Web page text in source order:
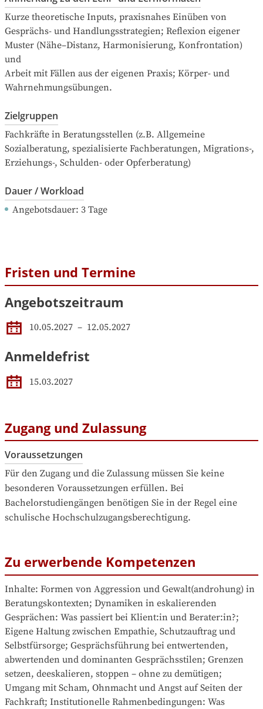
Kurze theoretische Inputs, praxisnahes Einüben von
Gesprächs- und Handlungsstrategien; Reflexion eigener
Muster (Nähe–Distanz, Harmonisierung, Konfrontation)
und
Arbeit mit Fällen aus der eigenen Praxis; Körper- und
Wahrnehmungsübungen.
Zielgruppen
Fachkräfte in Beratungsstellen (z.B. Allgemeine
Sozialberatung, spezialisierte Fachberatungen, Migrations-,
Erziehungs-, Schulden- oder Opferberatung)
Dauer / Workload
Angebotsdauer: 3 Tage
Fristen und Termine
Angebotszeitraum
10.05.2027 – 12.05.2027
Anmeldefrist
15.03.2027
Zugang und Zulassung
Voraussetzungen
Für den Zugang und die Zulassung müssen Sie keine
besonderen Voraussetzungen erfüllen. Bei
Bachelorstudiengängen benötigen Sie in der Regel eine
schulische Hochschulzugangsberechtigung.
Zu erwerbende Kompetenzen
Inhalte: Formen von Aggression und Gewalt(androhung) in
Beratungskontexten; Dynamiken in eskalierenden
Gesprächen: Was passiert bei Klient:in und Berater:in?;
Eigene Haltung zwischen Empathie, Schutzauftrag und
Selbstfürsorge; Gesprächsführung bei entwertenden,
abwertenden und dominanten Gesprächsstilen; Grenzen
setzen, deeskalieren, stoppen – ohne zu demütigen;
Umgang mit Scham, Ohnmacht und Angst auf Seiten der
Fachkraft; Institutionelle Rahmenbedingungen: Was